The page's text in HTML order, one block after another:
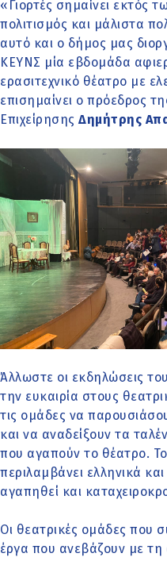
«Γιορτές σημαίνει εκτός
πολιτισμός και μάλιστα
αυτό και ο δήμος μας
ΚΕΥΝΣ μία εβδομάδα
ερασιτεχνικό θέατρο με
επισημαίνει ο πρόεδρος
Επιχείρησης Δημήτρης
Άλλωστε οι εκδηλώσεις
την ευκαιρία στους
τις ομάδες να
και να αναδείξουν τα
που αγαπούν το θέατρο.
περιλαμβάνει ελληνικά
αγαπηθεί και
Οι θεατρικές ομάδες που
έργα που ανεβάζουν με τη